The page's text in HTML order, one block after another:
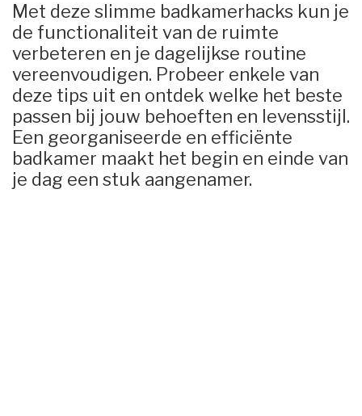
Met deze slimme badkamerhacks kun je
de functionaliteit van de ruimte
verbeteren en je dagelijkse routine
vereenvoudigen. Probeer enkele van
deze tips uit en ontdek welke het beste
passen bij jouw behoeften en levensstijl.
Een georganiseerde en efficiënte
badkamer maakt het begin en einde van
je dag een stuk aangenamer.